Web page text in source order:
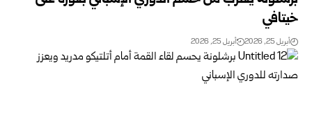
خيتافي
أبريل 25, 2026 أبريل 25, 2026